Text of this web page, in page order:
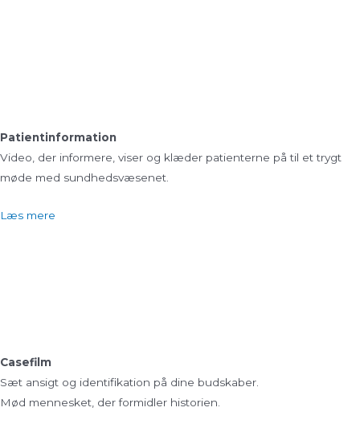
Patientinformation
Video, der informere, viser og klæder patienterne på til et trygt
møde med sundhedsvæsenet.
Læs mere
Casefilm
Sæt ansigt og identifikation på dine budskaber.
Mød mennesket, der formidler historien.